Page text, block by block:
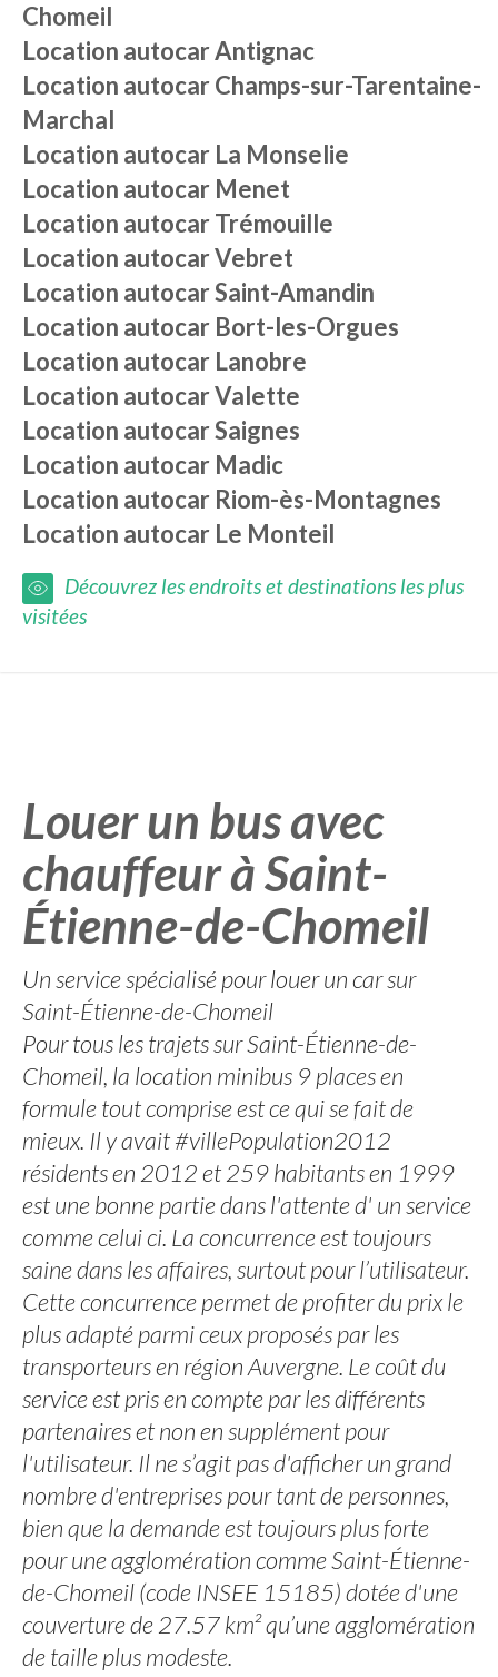
Chomeil
Location autocarAntignac
Location autocarChamps-sur-Tarentaine-
Marchal
Location autocar La Monselie
Location autocar Menet
Location autocarTrémouille
Location autocarVebret
Location autocarSaint-Amandin
Location autocar Bort-les-Orgues
Location autocar Lanobre
Location autocarValette
Location autocarSaignes
Location autocar Madic
Location autocar Riom-ès-Montagnes
Location autocar Le Monteil
Découvrez les endroits et destinations les plus
visitées
Louer un bus avec
chauffeur à Saint-
Étienne-de-Chomeil
Un service spécialisé pour louer un car sur
Saint-Étienne-de-Chomeil
Pour tous les trajets sur Saint-Étienne-de-
Chomeil, la location minibus 9 places en
formule tout comprise est ce qui se fait de
mieux. Il y avait #villePopulation2012
résidents en 2012 et 259 habitants en 1999
est une bonne partie dans l'attente d' un service
comme celui ci. La concurrence est toujours
saine dans les affaires, surtout pour l’utilisateur.
Cette concurrence permet de profiter du prix le
plus adapté parmi ceux proposés par les
transporteurs en région Auvergne. Le coût du
service est pris en compte par les différents
partenaires et non en supplément pour
l'utilisateur. Il ne s’agit pas d'afficher un grand
nombre d'entreprises pour tant de personnes,
bien que la demande est toujours plus forte
pour une agglomération comme Saint-Étienne-
de-Chomeil (code INSEE 15185) dotée d'une
couverture de 27.57 km² qu’une agglomération
de taille plus modeste.